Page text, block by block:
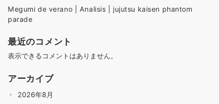
Megumi de verano | Analisis | jujutsu kaisen phantom
parade
最近のコメント
表示できるコメントはありません。
アーカイブ
2026年8月